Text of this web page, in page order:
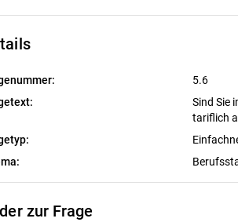
5.6
Sind Sie
tariflich
zur Frage